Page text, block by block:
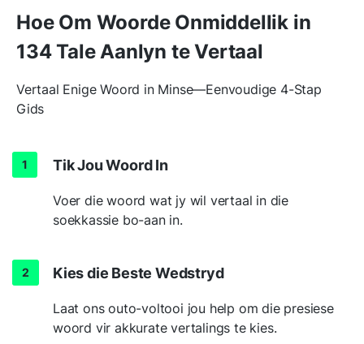
Hoe Om Woorde Onmiddellik in
134 Tale Aanlyn te Vertaal
Vertaal Enige Woord in Minse—Eenvoudige 4-Stap
Gids
Tik Jou Woord In
Voer die woord wat jy wil vertaal in die
soekkassie bo-aan in.
Kies die Beste Wedstryd
Laat ons outo-voltooi jou help om die presiese
woord vir akkurate vertalings te kies.